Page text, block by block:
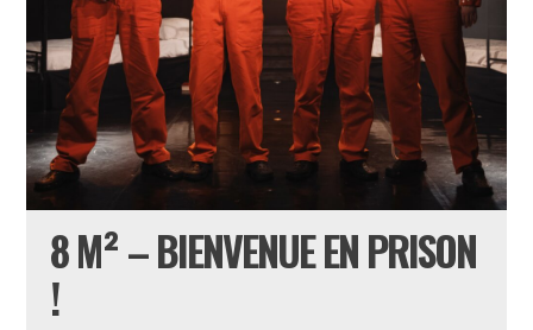
8 M² – BIENVENUE EN PRISON
!